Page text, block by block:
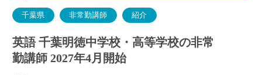
千葉県 非常勤講師 紹介
英語 千葉明徳中学校・高等学校の非常
勤講師 2027年4月開始